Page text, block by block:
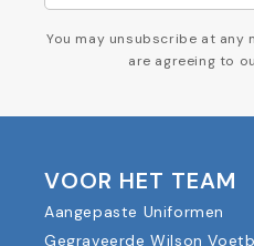
You may unsubscribe at any
are agreeing to
VOOR HET TEAM
Aangepaste Uniformen
Gegraveerde Wilson